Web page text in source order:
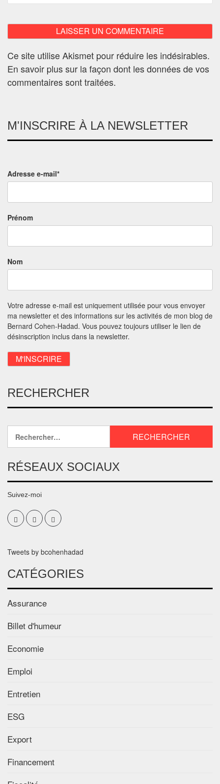
Ce site utilise Akismet pour réduire les indésirables.
En savoir plus sur la façon dont les données de vos
commentaires sont traitées.
M'INSCRIRE À LA NEWSLETTER
Adresse e-mail*
Prénom
Nom
Votre adresse e-mail est uniquement utilisée pour vous envoyer
ma newsletter et des informations sur les activités de mon blog de
Bernard Cohen-Hadad. Vous pouvez toujours utiliser le lien de
désinscription inclus dans la newsletter.
RECHERCHER
RÉSEAUX SOCIAUX
Suivez-moi
Tweets by bcohenhadad
CATÉGORIES
Assurance
Billet d'humeur
Economie
Emploi
Entretien
ESG
Export
Financement